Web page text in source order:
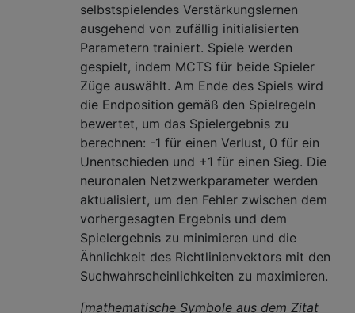
selbstspielendes Verstärkungslernen
ausgehend von zufällig initialisierten
Parametern trainiert. Spiele werden
gespielt, indem MCTS für beide Spieler
Züge auswählt. Am Ende des Spiels wird
die Endposition gemäß den Spielregeln
bewertet, um das Spielergebnis zu
berechnen: -1 für einen Verlust, 0 für ein
Unentschieden und +1 für einen Sieg. Die
neuronalen Netzwerkparameter werden
aktualisiert, um den Fehler zwischen dem
vorhergesagten Ergebnis und dem
Spielergebnis zu minimieren und die
Ähnlichkeit des Richtlinienvektors mit den
Suchwahrscheinlichkeiten zu maximieren.
[mathematische Symbole aus dem Zitat